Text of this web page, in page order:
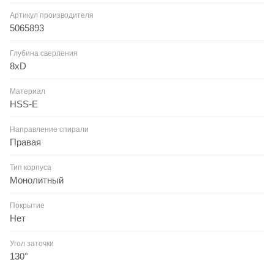
Артикул производителя
5065893
Глубина сверления
8xD
Материал
HSS-E
Направление спирали
Правая
Тип корпуса
Монолитный
Покрытие
Нет
Угол заточки
130°